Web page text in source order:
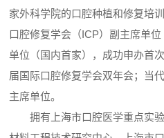
家外科学院的口腔种植和修复培
口腔修复学会（ICP）副主席单
单位（国内首家），成功申办首
届国际口腔修复学会双年会；当
主席单位。
拥有上海市口腔医学重点实